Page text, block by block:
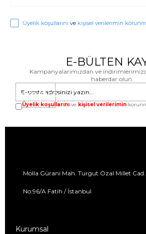
Üyelik koşullarını ve kişisel verilerimin
E-BÜLTEN
Kampanyalarımızdan ve
haberdar olun.
GÖNDER
Üyelik koşullarını ve kişisel verilerimin
Molla Gürani Mah. Turgut Özal Millet Cad.
No:96/A Fatih / İstanbul
Kurumsal